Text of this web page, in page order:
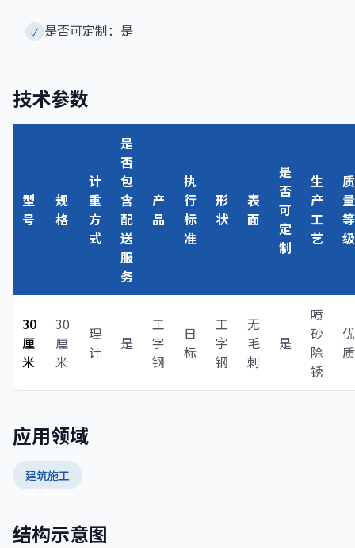
✓ 是否可定制：是
技术参数
型
号
规
格
计
重
方
式
是
否
包
含
配
送
服
务
产
品
执
行
标
准
形
状
表
面
是
否
可
定
制
生
产
工
艺
质
量
等
级
30
厘
米
30
厘
米
理
计
是
工
字
钢
日
标
工
字
钢
无
毛
刺
是
喷
砂
除
锈
优
质
应用领域
建筑施工
结构示意图